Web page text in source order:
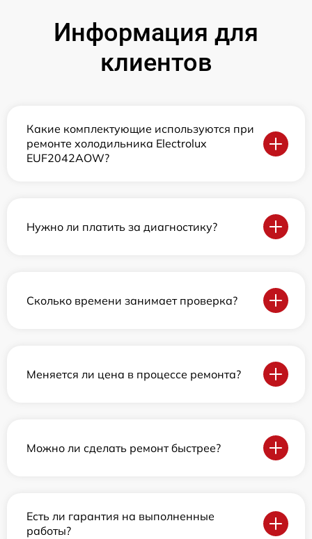
Информация для
клиентов
Какие комплектующие используются при
ремонте холодильника Electrolux
EUF2042AOW?
Нужно ли платить за диагностику?
Сколько времени занимает проверка?
Меняется ли цена в процессе ремонта?
Можно ли сделать ремонт быстрее?
Есть ли гарантия на выполненные
работы?